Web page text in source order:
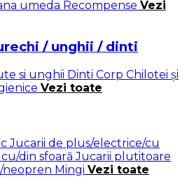
umeda Recompense Vezi
/ unghii / dinti
si unghii Dinti Corp Chilotei și
Vezi toate
Jucarii de plus/electrice/cu
cu/din sfoarăJucarii plutitoare
neopren Mingi Vezi toate